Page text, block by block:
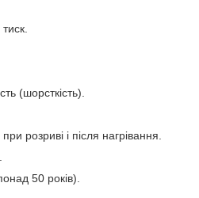
(шорсткість).
розриві і після нагрівання.
50 років).